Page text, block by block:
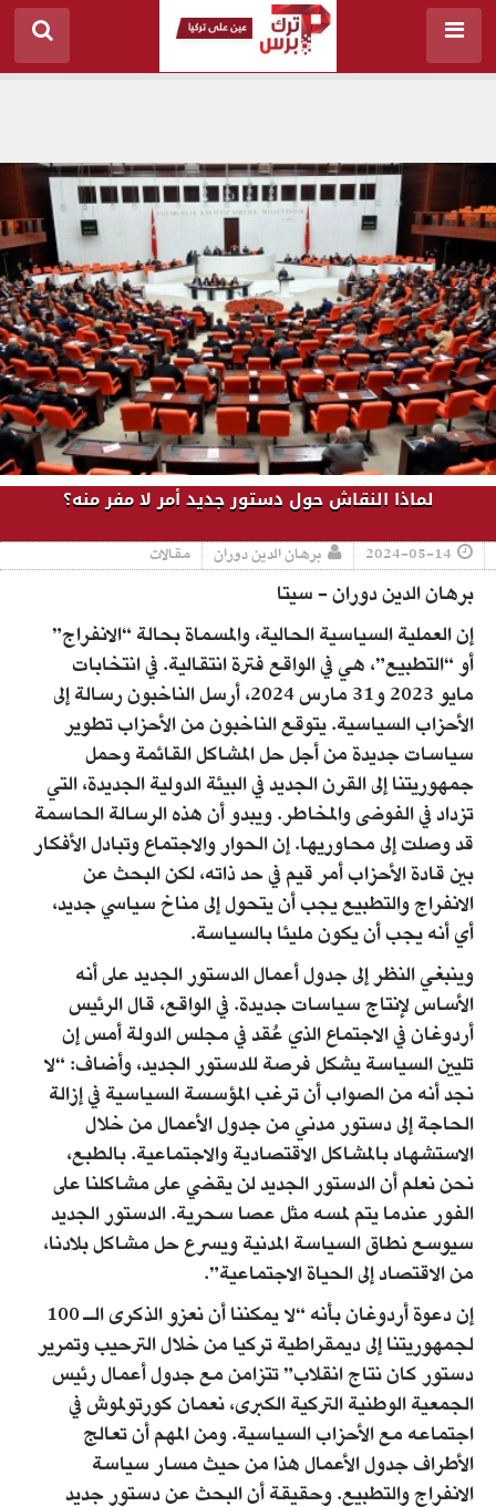
لماذا النقاش حول دستور جديد أمر لا مفر منه؟
2024-05-14 برهان الدين دوران مقالات
برهان الدين دوران - سيتا
إن العملية السياسية الحالية، والمسماة بحالة “الانفراج”
أو “التطبيع”، هي في الواقع فترة انتقالية. في انتخابات
مايو 2023 و31 مارس 2024، أرسل الناخبون رسالة إلى
الأحزاب السياسية. يتوقع الناخبون من الأحزاب تطوير
سياسات جديدة من أجل حل المشاكل القائمة وحمل
جمهوريتنا إلى القرن الجديد في البيئة الدولية الجديدة، التي
تزداد في الفوضى والمخاطر. ويبدو أن هذه الرسالة الحاسمة
قد وصلت إلى محاوريها. إن الحوار والاجتماع وتبادل الأفكار
بين قادة الأحزاب أمر قيم في حد ذاته، لكن البحث عن
الانفراج والتطبيع يجب أن يتحول إلى مناخ سياسي جديد،
أي أنه يجب أن يكون مليئا بالسياسة.
وينبغي النظر إلى جدول أعمال الدستور الجديد على أنه
الأساس لإنتاج سياسات جديدة. في الواقع، قال الرئيس
أردوغان في الاجتماع الذي عُقد في مجلس الدولة أمس إن
تليين السياسة يشكل فرصة للدستور الجديد، وأضاف: “لا
نجد أنه من الصواب أن ترغب المؤسسة السياسية في إزالة
الحاجة إلى دستور مدني من جدول الأعمال من خلال
الاستشهاد بالمشاكل الاقتصادية والاجتماعية. بالطبع،
نحن نعلم أن الدستور الجديد لن يقضي على مشاكلنا على
الفور عندما يتم لمسه مثل عصا سحرية. الدستور الجديد
سيوسع نطاق السياسة المدنية ويسرع حل مشاكل بلادنا،
من الاقتصاد إلى الحياة الاجتماعية”.
إن دعوة أردوغان بأنه “لا يمكننا أن نعزو الذكرى الـ 100
لجمهوريتنا إلى ديمقراطية تركيا من خلال الترحيب وتمرير
دستور كان نتاج انقلاب” تتزامن مع جدول أعمال رئيس
الجمعية الوطنية التركية الكبرى، نعمان كورتولموش في
اجتماعه مع الأحزاب السياسية. ومن المهم أن تعالج
الأطراف جدول الأعمال هذا من حيث مسار سياسة
الانفراج والتطبيع. وحقيقة أن البحث عن دستور جديد